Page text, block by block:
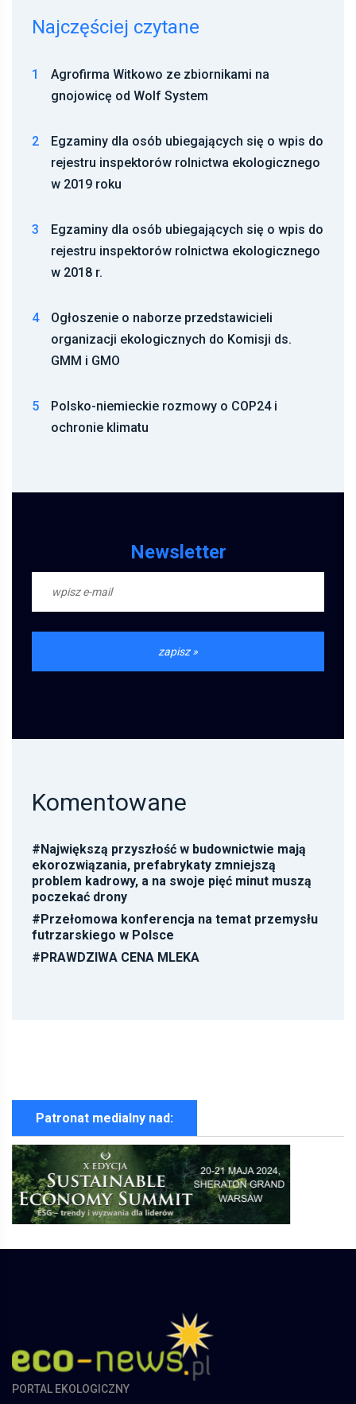
Najczęściej czytane
1
Agrofirma Witkowo ze zbiornikami na
gnojowicę od Wolf System
2
Egzaminy dla osób ubiegających się o wpis do
rejestru inspektorów rolnictwa ekologicznego
w 2019 roku
3
Egzaminy dla osób ubiegających się o wpis do
rejestru inspektorów rolnictwa ekologicznego
w 2018 r.
4
Ogłoszenie o naborze przedstawicieli
organizacji ekologicznych do Komisji ds.
GMM i GMO
5
Polsko-niemieckie rozmowy o COP24 i
ochronie klimatu
Newsletter
Komentowane
# Największą przyszłość w budownictwie mają
ekorozwiązania, prefabrykaty zmniejszą
problem kadrowy, a na swoje pięć minut muszą
poczekać drony
# Przełomowa konferencja na temat przemysłu
futrzarskiego w Polsce
# PRAWDZIWA CENA MLEKA
Patronat medialny nad:
PORTAL EKOLOGICZNY